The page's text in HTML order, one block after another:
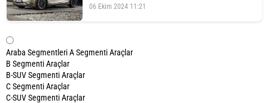
06 Ekim 2024 11:21
Araba SegmentleriA Segmenti Araçlar
B Segmenti Araçlar
B-SUV Segmenti Araçlar
C Segmenti Araçlar
C-SUV Segmenti Araçlar